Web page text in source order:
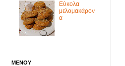
Εύκολα
μελομακάρον
α
ΜΕΝΟΥ